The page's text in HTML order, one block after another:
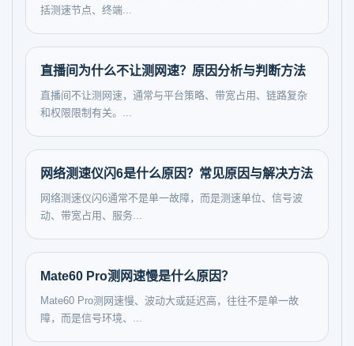
括测速节点、终端...
直播间为什么不让测网速？原因分析与判断方法
直播间不让测网速，通常与平台策略、带宽占用、链路复杂
和权限限制有关。...
网络测速仪闪6是什么原因？常见原因与解决方法
网络测速仪闪6通常不是单一故障，而是测速单位、信号波
动、带宽占用、服务...
Mate60 Pro测网速慢是什么原因？
Mate60 Pro测网速慢、波动大或延迟高，往往不是单一故
障，而是信号环境、...